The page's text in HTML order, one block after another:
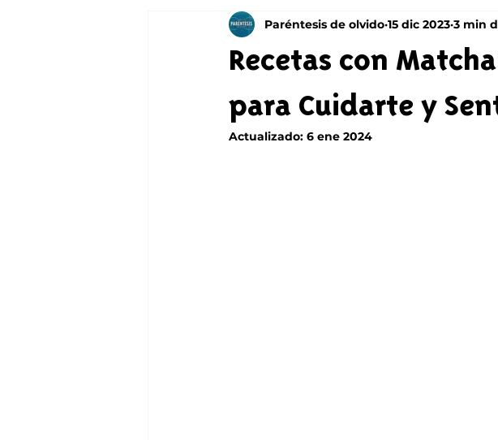
Recetas con
para Cuidarte y
Paréntesis de olvido 15 dic 2023 3 min
Actualizado: 6 ene 2024